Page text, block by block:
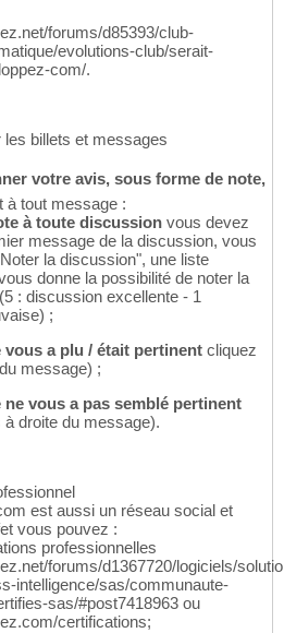
forums/d85393/club-
evolutions-club/serait-
com/.
billets et messages
votre avis, sous forme de note,
à tout message :
à toute discussion vous devez
message de la discussion, vous
la discussion", une liste
donne la possibilité de noter la
: discussion excellente - 1
;
vous a plu / était pertinent cliquez
message) ;
vous a pas semblé pertinent
droite du message).
est aussi un réseau social et
vous pouvez :
professionnelles
forums/d1367720/logiciels/
intelligence/sas/communaute-
sas/#post7418963 ou
certifications;